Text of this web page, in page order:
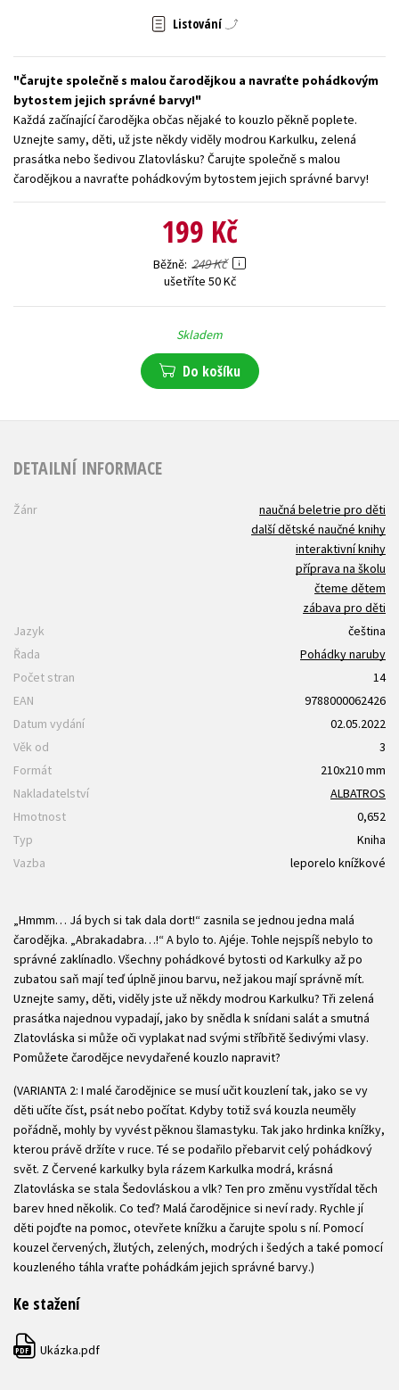
Zahraniční literatura
Listování
Čarujte společně s malou čarodějkou a navraťte pohádkovým
bytostem jejich správné barvy!
Každá začínající čarodějka občas nějaké to kouzlo pěkně poplete.
Uznejte samy, děti, už jste někdy viděly modrou Karkulku, zelená
prasátka nebo šedivou Zlatovlásku? Čarujte společně s malou
čarodějkou a navraťte pohádkovým bytostem jejich správné barvy!
199 Kč
Běžně 249 Kč
ušetříte 50 Kč
Skladem
Do košíku
DETAILNÍ INFORMACE
Žánr
naučná beletrie pro děti
další dětské naučné knihy
interaktivní knihy
příprava na školu
čteme dětem
zábava pro děti
Jazyk
čeština
Řada
Pohádky naruby
Počet stran
14
EAN
9788000062426
Datum vydání
02.05.2022
Věk od
3
Formát
210x210 mm
Nakladatelství
ALBATROS
Hmotnost
0,652
Typ
Kniha
Vazba
leporelo knížkové
„Hmmm… Já bych si tak dala dort!“ zasnila se jednou jedna malá
čarodějka. „Abrakadabra…!“ A bylo to. Ajéje. Tohle nejspíš nebylo to
správné zaklínadlo. Všechny pohádkové bytosti od Karkulky až po
zubatou saň mají teď úplně jinou barvu, než jakou mají správně mít.
Uznejte samy, děti, viděly jste už někdy modrou Karkulku? Tři zelená
prasátka najednou vypadají, jako by snědla k snídani salát a smutná
Zlatovláska si může oči vyplakat nad svými stříbřitě šedivými vlasy.
Pomůžete čarodějce nevydařené kouzlo napravit?
(VARIANTA 2: I malé čarodějnice se musí učit kouzlení tak, jako se vy
děti učíte číst, psát nebo počítat. Kdyby totiž svá kouzla neuměly
pořádně, mohly by vyvést pěknou šlamastyku. Tak jako hrdinka knížky,
kterou právě držíte v ruce. Té se podařilo přebarvit celý pohádkový
svět. Z Červené karkulky byla rázem Karkulka modrá, krásná
Zlatovláska se stala Šedovláskou a vlk? Ten pro změnu vystřídal těch
barev hned několik. Co teď? Malá čarodějnice si neví rady. Rychle jí
děti pojďte na pomoc, otevřete knížku a čarujte spolu s ní. Pomocí
kouzel červených, žlutých, zelených, modrých i šedých a také pomocí
kouzleného táhla vraťte pohádkám jejich správné barvy.)
Ke stažení
PDF Ukázka.pdf